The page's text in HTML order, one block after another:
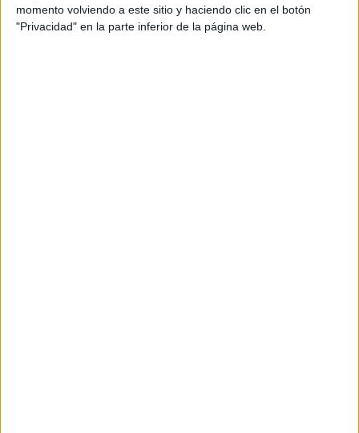
momento volviendo a este sitio y haciendo clic en el botón
"Privacidad" en la parte inferior de la página web.
Durant la presentació del programa d'enguany,
Sabata ha explicat que es tracta d'un autor